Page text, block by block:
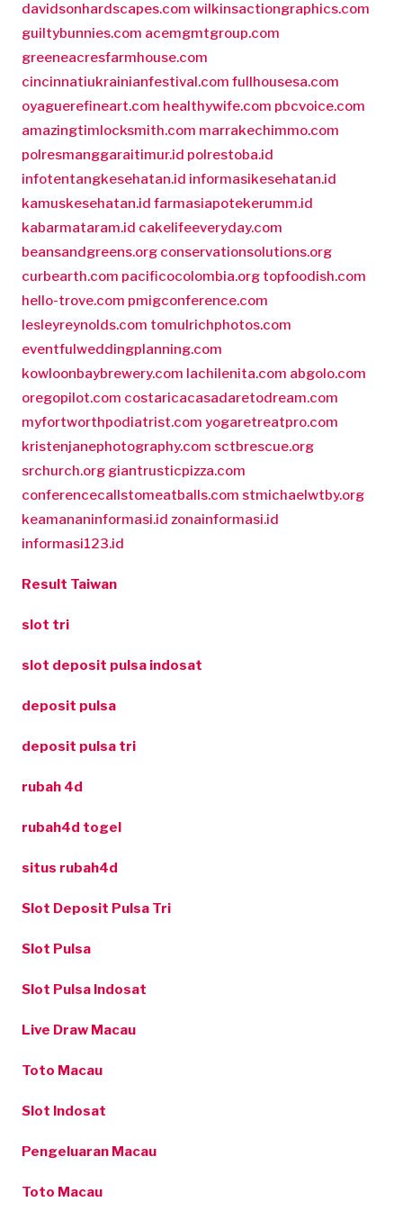
davidsonhardscapes.com wilkinsactiongraphics.com
guiltybunnies.com acemgmtgroup.com
greeneacresfarmhouse.com
cincinnatiukrainianfestival.com fullhousesa.com
oyaguerefineart.com healthywife.com pbcvoice.com
amazingtimlocksmith.com marrakechimmo.com
polresmanggaraitimur.id polrestoba.id
infotentangkesehatan.id informasikesehatan.id
kamuskesehatan.id farmasiapotekerumm.id
kabarmataram.id cakelifeeveryday.com
beansandgreens.org conservationsolutions.org
curbearth.com pacificocolombia.org topfoodish.com
hello-trove.com pmigconference.com
lesleyreynolds.com tomulrichphotos.com
eventfulweddingplanning.com
kowloonbaybrewery.com lachilenita.com abgolo.com
oregopilot.com costaricacasadaretodream.com
myfortworthpodiatrist.com yogaretreatpro.com
kristenjanephotography.com sctbrescue.org
srchurch.org giantrusticpizza.com
conferencecallstomeatballs.com stmichaelwtby.org
keamananinformasi.id zonainformasi.id
informasi123.id
Result Taiwan
slot tri
slot deposit pulsa indosat
deposit pulsa
deposit pulsa tri
rubah 4d
rubah4d togel
situs rubah4d
Slot Deposit Pulsa Tri
Slot Pulsa
Slot Pulsa Indosat
Live Draw Macau
Toto Macau
Slot Indosat
Pengeluaran Macau
Toto Macau